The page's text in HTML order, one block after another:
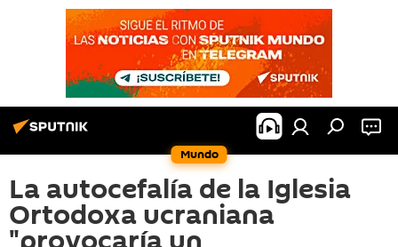
Mundo
La autocefalía de la Iglesia
Ortodoxa ucraniana